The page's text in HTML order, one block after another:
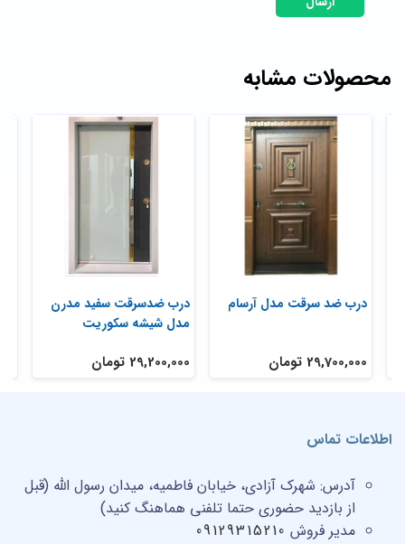
محصولات مشابه
درب ضدسرقت سفید مدرن
مدل شیشه سکوریت
29,200,000 تومان
درب ضد سرقت مدل آرسام
29,700,000 تومان
اطلاعات تماس
آدرس: شهرک آزادی، خیابان فاطمیه، میدان رسول الله (قبل
از بازدید حضوری حتما تلفنی هماهنگ کنید)
مدیر فروش 09129315210